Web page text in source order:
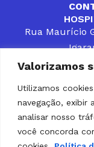
Valorizamos
Utilizamos
navegação, exibir
analisar nosso
você concorda
Rua Maurício
CONTATOS
PÚBLICOS QUE
POPULAÇÃO
PARCEIRO
SOLUÇÃO DE
GESTORES